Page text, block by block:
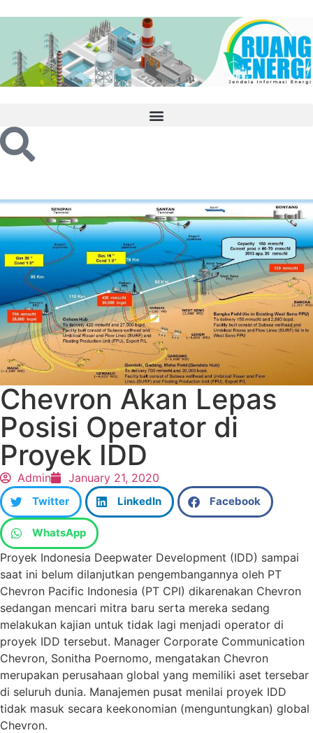
Chevron Akan Lepas
Posisi Operator di
Proyek IDD
Admin January 21, 2020
Twitter LinkedIn Facebook
WhatsApp
Proyek Indonesia Deepwater Development (IDD) sampai
saat ini belum dilanjutkan pengembangannya oleh PT
Chevron Pacific Indonesia (PT CPI) dikarenakan Chevron
sedangan mencari mitra baru serta mereka sedang
melakukan kajian untuk tidak lagi menjadi operator di
proyek IDD tersebut. Manager Corporate Communication
Chevron, Sonitha Poernomo, mengatakan Chevron
merupakan perusahaan global yang memiliki aset tersebar
di seluruh dunia. Manajemen pusat menilai proyek IDD
tidak masuk secara keekonomian (menguntungkan) global
Chevron.